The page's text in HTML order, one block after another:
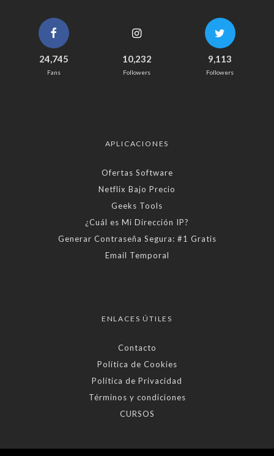
24,745
Fans
10,232
Followers
9,113
Followers
APLICACIONES
Ofertas Software
Netflix Bajo Precio
Geeks Tools
¿Cuál es Mi Dirección IP?
Generar Contraseña Segura: #1 Gratis
Email Temporal
ENLACES ÚTILES
Contacto
Política de Cookies
Política de Privacidad
Términos y condiciones
CURSOS